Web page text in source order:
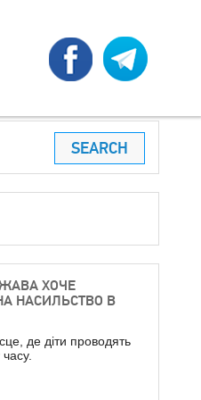
ХОЧЕ
НАСИЛЬСТВО В
де діти проводять